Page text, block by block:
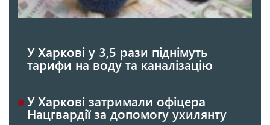
У Харкові у 3,5 рази піднімуть
тарифи на воду та каналізацію
У Харкові затримали офіцера
Нацгвардії за допомогу ухилянту